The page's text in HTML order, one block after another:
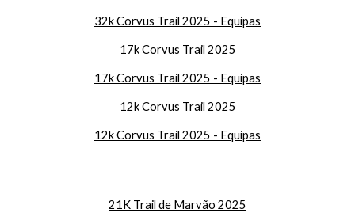
32k Corvus Trail 2025 - Equipas
17k Corvus Trail 2025
17k Corvus Trail 2025 - Equipas
12k Corvus Trail 2025
12k Corvus Trail 2025 - Equipas
21K Trail de Marvão 2025